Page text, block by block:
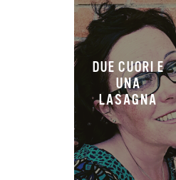
DUE CUORI E
UNA
LASAGNA